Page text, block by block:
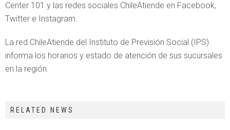
Center 101 y las redes sociales ChileAtiende en Facebook,
Twitter e Instagram.
La red ChileAtiende del Instituto de Previsión Social (IPS)
informa los horarios y estado de atención de sus sucursales
en la región.
RELATED NEWS